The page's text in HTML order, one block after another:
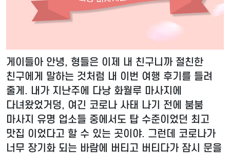
게이들아 안녕, 형들은 이제 내 친구니까 절친한
친구에게 말하는 것처럼 내 이번 여행 후기를 들려
줄게. 내가 지난주에 다낭 화월루 마사지에
다녀왔었거덩, 여긴 코로나 사태 나기 전에 붐붐
마사지 유명 업소들 중에서도 탑 수준이었던 최고
맛집 이었다고 할 수 있는 곳이야. 그런데 코로나가
너무 장기화 되는 바람에 버티고 버티다가 잠시 문을